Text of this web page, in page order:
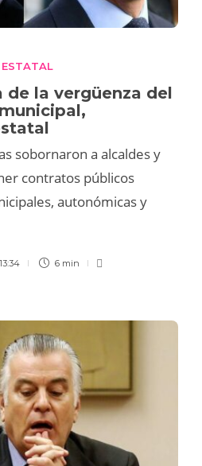
de la vergüenza del
sobornaron a alcaldes y
contratos públicos
autonómicas y
6 min